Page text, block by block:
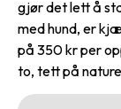
gjør det lett å
med hund, er
på 350 kr per
to, tett på